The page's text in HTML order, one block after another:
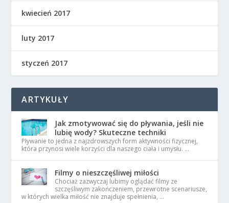
kwiecień 2017
luty 2017
styczeń 2017
ARTYKUŁY
Jak zmotywować się do pływania, jeśli nie
lubię wody? Skuteczne techniki
Pływanie to jedna z najzdrowszych form aktywności fizycznej,
która przynosi wiele korzyści dla naszego ciała i umysłu. …
Filmy o nieszczęśliwej miłości
Chociaż zazwyczaj lubimy oglądać filmy ze
szczęśliwym zakończeniem, przewrotne scenariusze,
w których wielka miłość nie znajduje spełnienia, …